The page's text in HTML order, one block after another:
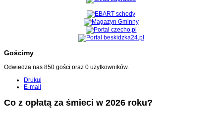
Gościmy
Odwiedza nas 850 gości oraz 0 użytkowników.
Drukuj
E-mail
Co z opłatą za śmieci w 2026 roku?